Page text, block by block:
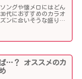
ングや懐メロにはどん
代におすすめのカラオ
ンに合いそうな盛り上
…？ オススメのカ